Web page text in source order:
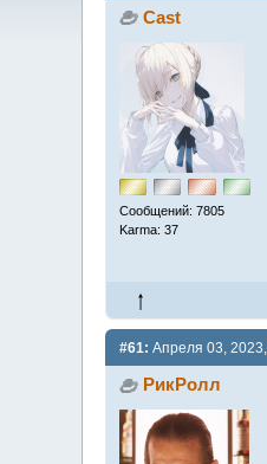
Cast
Сообщений: 7805
Karma: 37
#61: Апреля 03,
РикРолл